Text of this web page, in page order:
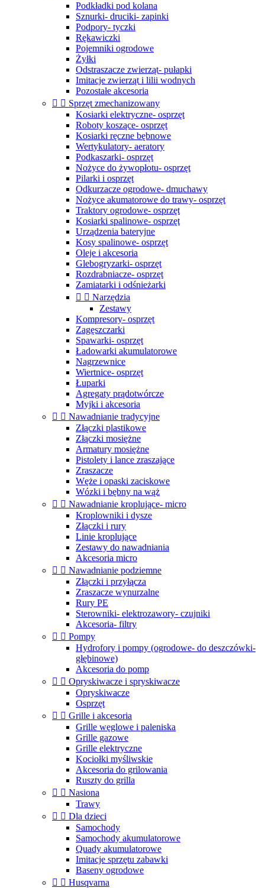
Podkładki pod kolana
Sznurki- druciki- zapinki
Podpory- tyczki
Rękawiczki
Pojemniki ogrodowe
Żyłki
Odstraszacze zwierząt- pułapki
Imitacje zwierząt i lilii wodnych
Pozostałe akcesoria
  Sprzęt zmechanizowany
Kosiarki elektryczne- osprzęt
Roboty koszące- osprzęt
Kosiarki ręczne bębnowe
Wertykulatory- aeratory
Podkaszarki- osprzęt
Nożyce do żywopłotu- osprzęt
Pilarki i osprzęt
Odkurzacze ogrodowe- dmuchawy
Nożyce akumatorowe do trawy- osprzęt
Traktory ogrodowe- osprzęt
Kosiarki spalinowe- osprzęt
Urządzenia bateryjne
Kosy spalinowe- osprzęt
Oleje i akcesoria
Glebogryzarki- osprzęt
Rozdrabniacze- osprzęt
Zamiatarki i odśnieżarki
  Narzędzia
Zestawy
Kompresory- osprzęt
Zagęszczarki
Spawarki- osprzęt
Ładowarki akumulatorowe
Nagrzewnice
Wiertnice- osprzęt
Łuparki
Agregaty prądotwórcze
Myjki i akcesoria
  Nawadnianie tradycyjne
Złączki plastikowe
Złączki mosiężne
Armatury mosiężne
Pistolety i lance zraszające
Zraszacze
Węże i opaski zaciskowe
Wózki i bębny na wąż
  Nawadnianie kroplujące- micro
Kroplowniki i dysze
Złączki i rury
Linie kroplujące
Zestawy do nawadniania
Akcesoria micro
  Nawadnianie podziemne
Złączki i przyłącza
Zraszacze wynurzalne
Rury PE
Sterowniki- elektrozawory- czujniki
Akcesoria- filtry
  Pompy
Hydrofory i pompy (ogrodowe- do deszczówki-
głębinowe)
Akcesoria do pomp
  Opryskiwacze i spryskiwacze
Opryskiwacze
Osprzęt
  Grille i akcesoria
Grille węglowe i paleniska
Grille gazowe
Grille elektryczne
Kociołki myśliwskie
Akcesoria do grilowania
Ruszty do grilla
  Nasiona
Trawy
  Dla dzieci
Samochody
Samochody akumulatorowe
Quady akumulatorowe
Imitacje sprzętu zabawki
Baseny ogrodowe
  Husqvarna